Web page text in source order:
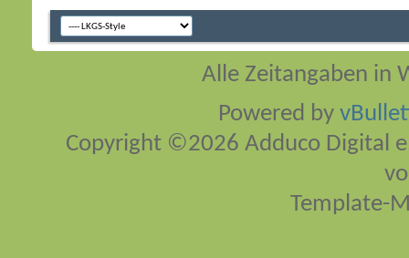
Alle Zeitangaben in
Powered by
Copyright ©2026 Adduco Digital
Template-